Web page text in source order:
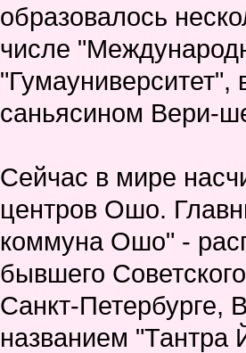
образовалось
числе
"Гумауниверситет",
саньясином Вери-
Сейчас в мире
центров Ошо.
коммуна Ошо" -
бывшего
Санкт-Петербурге,
названием "Тантра